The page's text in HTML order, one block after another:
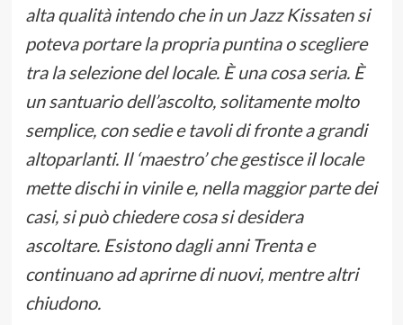
alta qualità intendo che in un Jazz Kissaten si
poteva portare la propria puntina o scegliere
tra la selezione del locale. È una cosa seria. È
un santuario dell’ascolto, solitamente molto
semplice, con sedie e tavoli di fronte a grandi
altoparlanti. Il ‘maestro’ che gestisce il locale
mette dischi in vinile e, nella maggior parte dei
casi, si può chiedere cosa si desidera
ascoltare. Esistono dagli anni Trenta e
continuano ad aprirne di nuovi, mentre altri
chiudono.